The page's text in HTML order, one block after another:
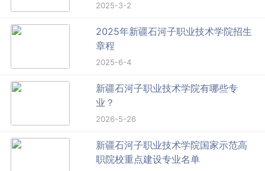
2025-3-2
2025年新疆石河子职业技术学院招生
章程
2025-6-4
新疆石河子职业技术学院有哪些专
业？
2026-5-26
新疆石河子职业技术学院国家示范高
职院校重点建设专业名单